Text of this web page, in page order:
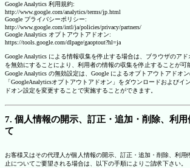
Google Analytics 利用規約:
http://www.google.com/analytics/terms/jp.html
Google プライバシーポリシー:
http://www.google.com/intl/ja/policies/privacy/partners/
Google Analytics オプトアウトアドオン:
https://tools.google.com/dlpage/gaoptout?hl=ja
Google Analytics による情報収集を停止する場合は、ブラウザのアド
を無効にすることにより、利用者の情報の収集を停止することが可
Google Analytics の無効設定は、Google によるオプトアウトアドオ
「GoogleAnalyticsオプトアウトアドオン」をダウンロードおよびイ
ドオン設定を変更することで実施することができます。
7. 個人情報の開示、訂正・追加・削除、利
て
お客様又はその代理人が個人情報の開示、訂正・追加・削除、利用
止についてご要望される場合は、以下の手順によりご請求下さい。